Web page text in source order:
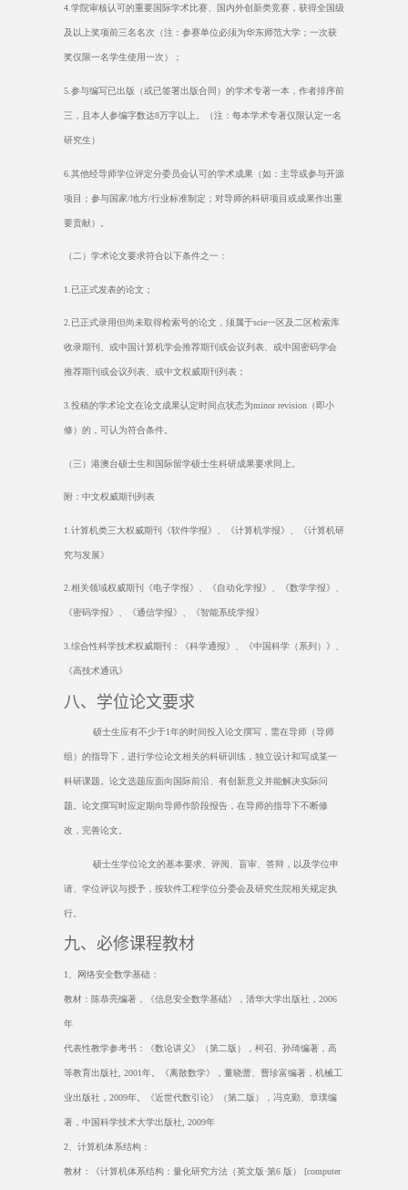
4.学院审核认可的重要国际学术比赛、国内外创新类竞赛，获得全国级
及以上奖项前三名名次（注：参赛单位必须为华东师范大学；一次获
奖仅限一名学生使用一次）；
5. 参与编写已出版（或已签署出版合同）的学术专著一本，作者排序前
三，且本人参编字数达8万字以上。（注：每本学术专著仅限认定一名
研究生）
6. 其他经导师学位评定分委员会认可的学术成果（如：主导或参与开源
项目；参与国家/地方/行业标准制定；对导师的科研项目或成果作出重
要贡献）。
（二）学术论文要求符合以下条件之一：
1. 已正式发表的论文；
2.已正式录用但尚未取得检索号的论文，须属于scie一区及二区检索库
收录期刊、或中国计算机学会推荐期刊或会议列表、或中国密码学会
推荐期刊或会议列表、或中文权威期刊列表；
3. 投稿的学术论文在论文成果认定时间点状态为minor revision （即小
修）的，可认为符合条件。
（三）港澳台硕士生和国际留学硕士生科研成果要求同上。
附：中文权威期刊列表
1. 计算机类三大权威期刊《软件学报》、《计算机学报》、《计算机研
究与发展》
2.相关领域权威期刊《电子学报》、《自动化学报》、《数学学报》、
《密码学报》、《通信学报》、《智能系统学报》
3. 综合性科学技术权威期刊：《科学通报》、《中国科学（系列）》、
《高技术通讯》
八、学位论文要求
硕士生应有不少于1年的时间投入论文撰写，需在导师（导师
组）的指导下，进行学位论文相关的科研训练，独立设计和写成某一
科研课题。论文选题应面向国际前沿、有创新意义并能解决实际问
题。论文撰写时应定期向导师作阶段报告，在导师的指导下不断修
改，完善论文。
硕士生学位论文的基本要求、评阅、盲审、答辩，以及学位申
请、学位评议与授予，按软件工程学位分委会及研究生院相关规定执
行。
九、必修课程教材
1 、网络安全数学基础：
教材：陈恭亮编著，《信息安全数学基础》，清华大学出版社， 2006
年
代表性教学参考书：《数论讲义》（第二版），柯召、孙琦编著，高
等教育出版社 , 2001年。《离散数学》，董晓蕾、曹珍富编著，机械工
业出版社， 2009年。《近世代数引论》（第二版），冯克勤、章璞编
著，中国科学技术大学出版社 , 2009年
2 、计算机体系结构：
教材：《计算机体系结构：量化研究方法（英文版·第6 版） [computer